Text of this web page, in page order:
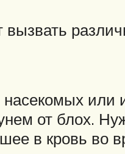
вызвать
или
от блох.
в кровь во